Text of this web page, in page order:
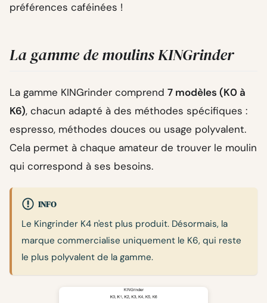
préférences caféinées !
La gamme de moulins KINGrinder
La gamme KINGrinder comprend 7 modèles (K0 à
K6), chacun adapté à des méthodes spécifiques :
espresso, méthodes douces ou usage polyvalent.
Cela permet à chaque amateur de trouver le moulin
qui correspond à ses besoins.
INFO
Le Kingrinder K4 n'est plus produit. Désormais, la
marque commercialise uniquement le K6, qui reste
le plus polyvalent de la gamme.